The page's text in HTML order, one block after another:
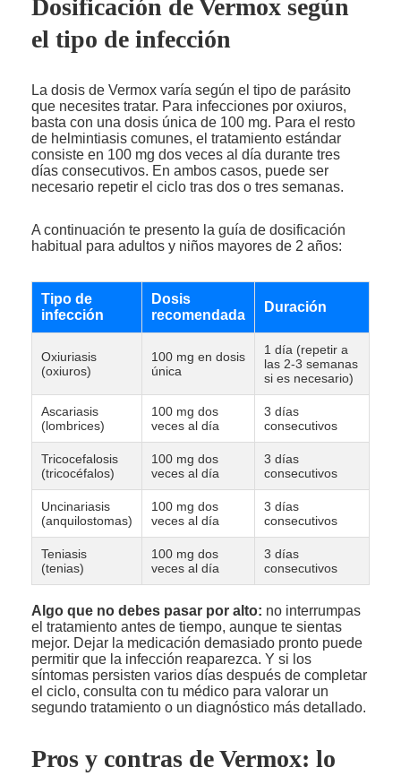
Dosificación de Vermox según
el tipo de infección
La dosis de Vermox varía según el tipo de parásito
que necesites tratar. Para infecciones por oxiuros,
basta con una dosis única de 100 mg. Para el resto
de helmintiasis comunes, el tratamiento estándar
consiste en 100 mg dos veces al día durante tres
días consecutivos. En ambos casos, puede ser
necesario repetir el ciclo tras dos o tres semanas.
A continuación te presento la guía de dosificación
habitual para adultos y niños mayores de 2 años:
Tipo de
infección
Dosis
recomendada
Duración
Oxiuriasis
(oxiuros)
100 mg en dosis
única
1 día (repetir a
las 2-3 semanas
si es necesario)
Ascariasis
(lombrices)
100 mg dos
veces al día
3 días
consecutivos
Tricocefalosis
(tricocéfalos)
100 mg dos
veces al día
3 días
consecutivos
Uncinariasis
(anquilostomas)
100 mg dos
veces al día
3 días
consecutivos
Teniasis
(tenias)
100 mg dos
veces al día
3 días
consecutivos
Algo que no debes pasar por alto: no interrumpas
el tratamiento antes de tiempo, aunque te sientas
mejor. Dejar la medicación demasiado pronto puede
permitir que la infección reaparezca. Y si los
síntomas persisten varios días después de completar
el ciclo, consulta con tu médico para valorar un
segundo tratamiento o un diagnóstico más detallado.
Pros y contras de Vermox: lo